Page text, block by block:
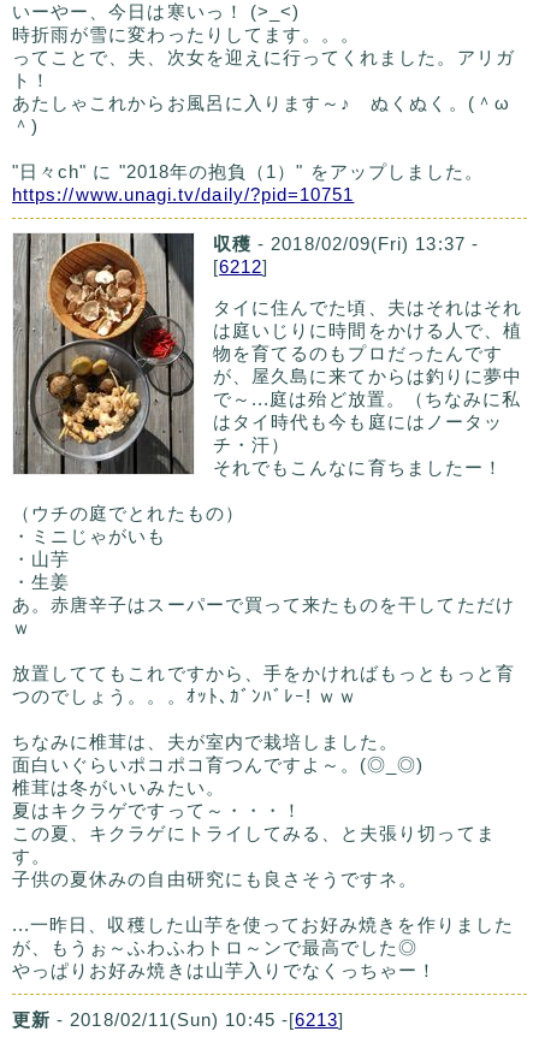
いーやー、今日は寒いっ！ (>_<)
時折雨が雪に変わったりしてます。。。
ってことで、夫、次女を迎えに行ってくれました。アリガ
ト！
あたしゃこれからお風呂に入ります～♪ ぬくぬく。(＾ω
＾)
"日々ch" に "2018年の抱負（1）" をアップしました。
https://www.unagi.tv/daily/?pid=10751
収穫 - 2018/02/09(Fri) 13:37 -
[6212]
タイに住んでた頃、夫はそれはそれ
は庭いじりに時間をかける人で、植
物を育てるのもプロだったんです
が、屋久島に来てからは釣りに夢中
で～...庭は殆ど放置。（ちなみに私
はタイ時代も今も庭にはノータッ
チ・汗）
それでもこんなに育ちましたー！
（ウチの庭でとれたもの）
・ミニじゃがいも
・山芋
・生姜
あ。赤唐辛子はスーパーで買って来たものを干してただけ
ｗ
放置しててもこれですから、手をかければもっともっと育
つのでしょう。。。ｵｯﾄ､ｶﾞﾝﾊﾞﾚｰ! ｗｗ
ちなみに椎茸は、夫が室内で栽培しました。
面白いぐらいポコポコ育つんですよ～。(◎_◎)
椎茸は冬がいいみたい。
夏はキクラゲですって～・・・！
この夏、キクラゲにトライしてみる、と夫張り切ってま
す。
子供の夏休みの自由研究にも良さそうですネ。
...一昨日、収穫した山芋を使ってお好み焼きを作りました
が、もうぉ～ふわふわトロ～ンで最高でした◎
やっぱりお好み焼きは山芋入りでなくっちゃー！
更新 - 2018/02/11(Sun) 10:45 -[6213]